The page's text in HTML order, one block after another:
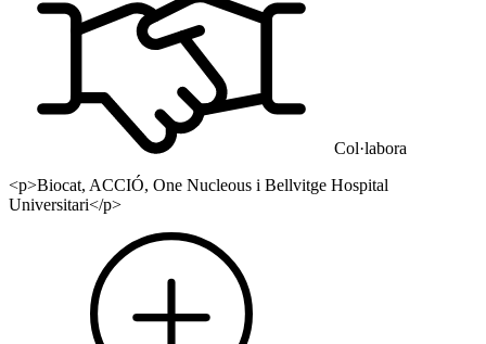
Col·labora
<p>Biocat, ACCIÓ, One Nucleous i Bellvitge Hospital
Universitari</p>